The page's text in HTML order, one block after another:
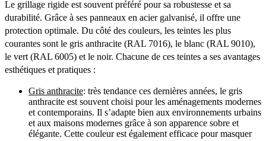
Le grillage rigide est souvent préféré pour sa robustesse et sa
durabilité. Grâce à ses panneaux en acier galvanisé, il offre une
protection optimale. Du côté des couleurs, les teintes les plus
courantes sont le gris anthracite (RAL 7016), le blanc (RAL 9010),
le vert (RAL 6005) et le noir. Chacune de ces teintes a ses avantages
esthétiques et pratiques :
Gris anthracite: très tendance ces dernières années, le gris
anthracite est souvent choisi pour les aménagements modernes
et contemporains. Il s’adapte bien aux environnements urbains
et aux maisons modernes grâce à son apparence sobre et
élégante. Cette couleur est également efficace pour masquer